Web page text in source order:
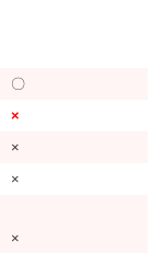
〇
×
×
×
×